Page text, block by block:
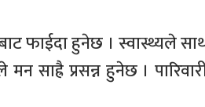
फाईदा हुनेछ । स्वास्थ्यले
साह्रै प्रसन्न हुनेछ ।